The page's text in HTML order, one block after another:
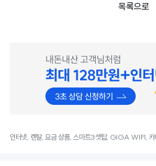
목록으로
인터넷, 렌탈, 요금 상품, 스마트3셋탑, GIGA WIFI, 카